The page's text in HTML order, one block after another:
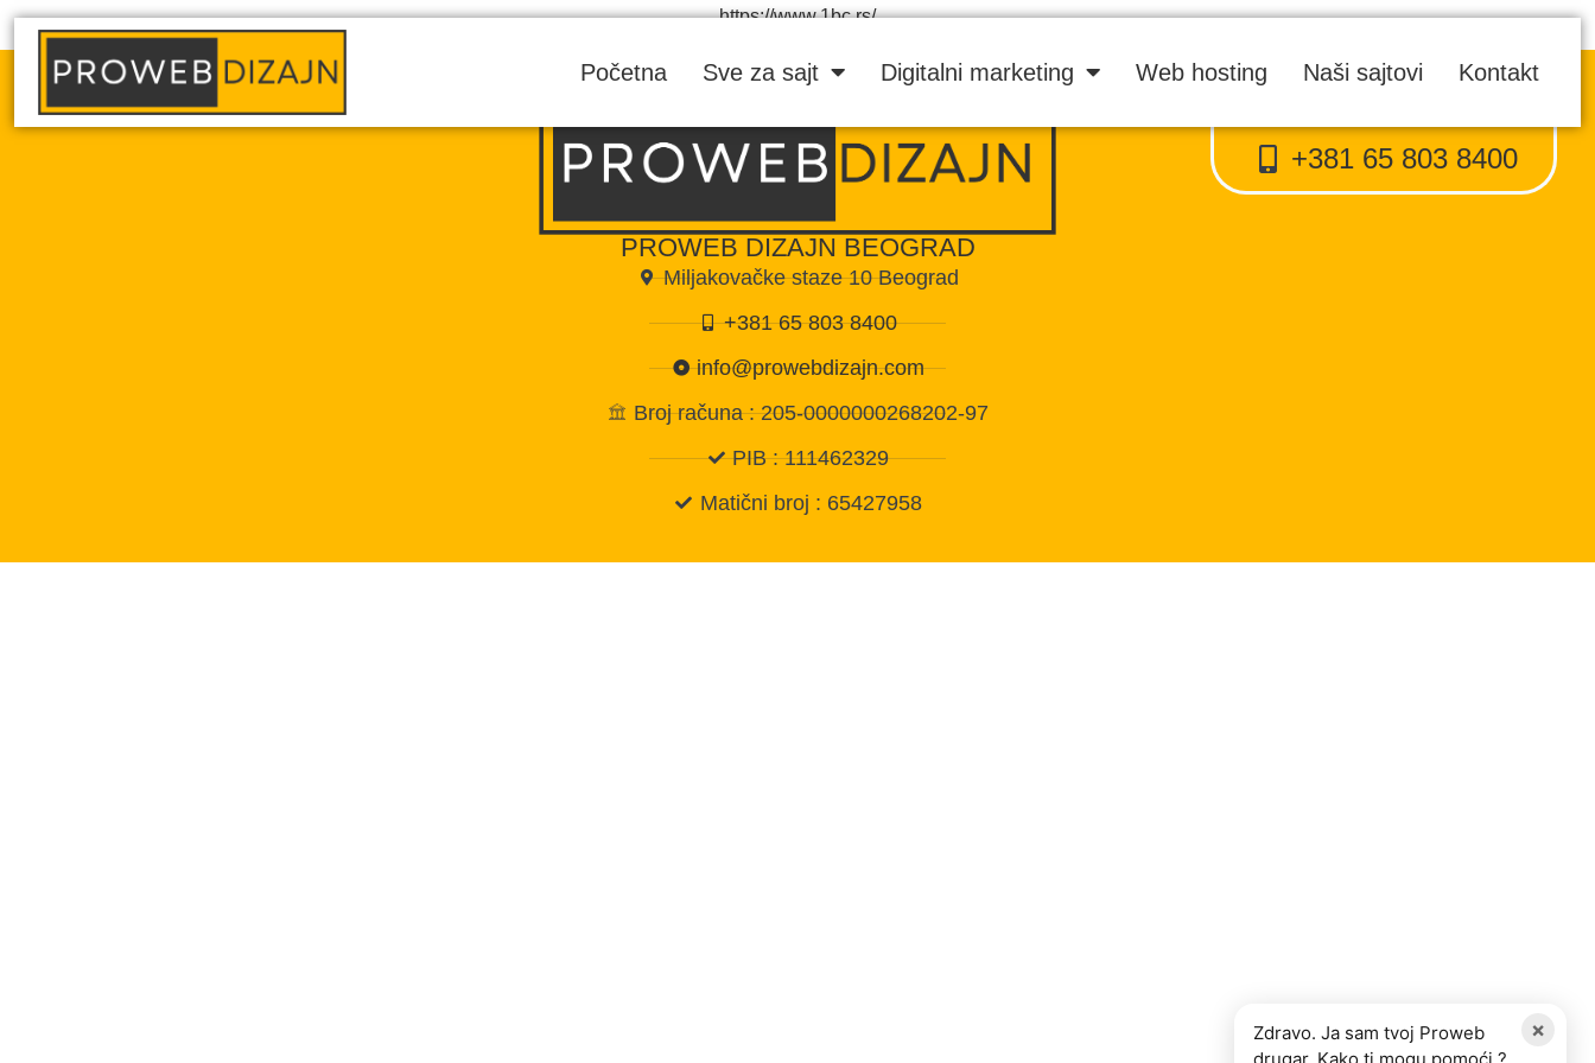
Početna Sve za sajt Digitalni marketing Web hosting Naši sajtovi Kontakt
+381 65 803 8400
https://www.1bc.rs/
PROWEB DIZAJN BEOGRAD
Miljakovačke staze 10 Beograd
+381 65 803 8400
info@prowebdizajn.com
Broj računa : 205-0000000268202-97
PIB : 111462329
Matični broj : 65427958
×
Zdravo. Ja sam tvoj Proweb